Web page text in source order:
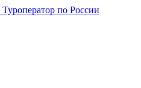
Туроператор по России